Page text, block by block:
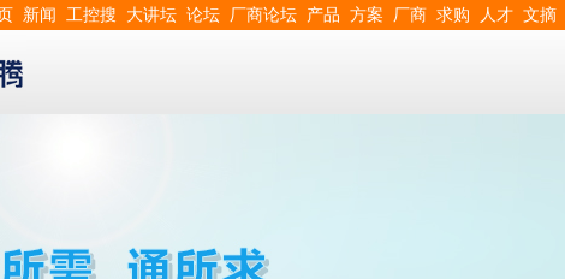
新闻 工控搜 大讲坛 论坛 厂商论坛 产品 方案 厂商 求购 人才 文摘